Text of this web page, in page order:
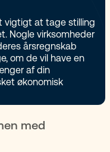
vigtigt at tage stilling
Nogle virksomheder
årsregnskab
om de vil have en
af din
økonomisk
med